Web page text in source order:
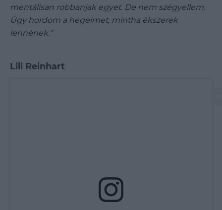
mentálisan robbanjak egyet. De nem szégyellem.
Úgy hordom a hegeimet, mintha ékszerek
lennének.”
Lili Reinhart